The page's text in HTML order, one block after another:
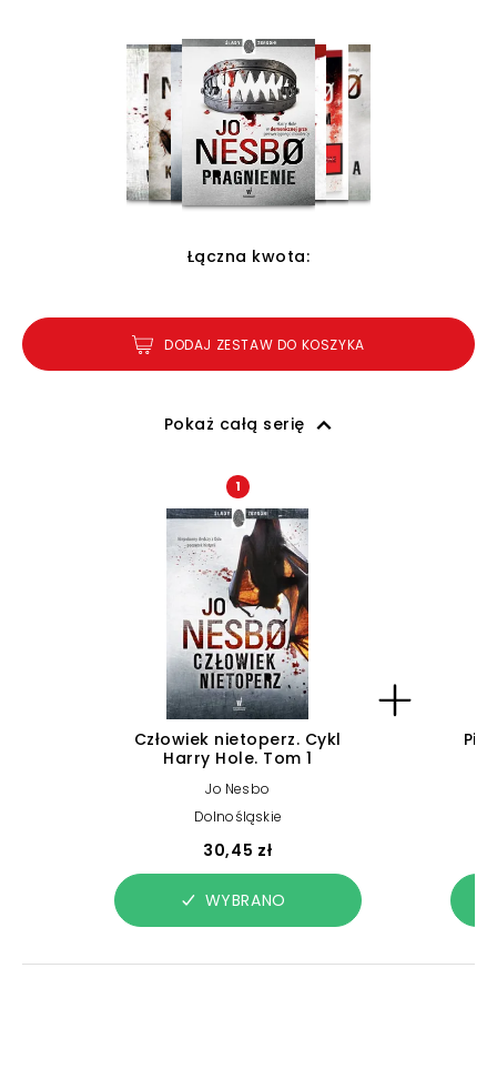
Łączna kwota:
DODAJ ZESTAW DO KOSZYKA
Pokaż całą serię
1
Człowiek nietoperz. Cykl
Harry Hole. Tom 1
Jo Nesbo
Dolnośląskie
30,45 zł
WYBRANO